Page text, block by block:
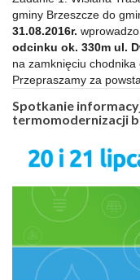
gminy Brzeszcze do
31.08.2016r.
odcinku ok. 330m ul.
na zamknięciu chodnika
Przepraszamy za
Spotkanie
termomodernizacji